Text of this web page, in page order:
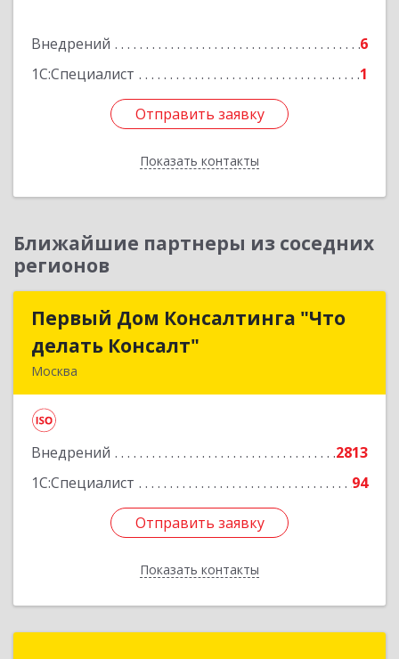
Внедрений
6
1С:Специалист
1
Отправить заявку
Показать контакты
Отправить заявку
Назад
Ближайшие партнеры из соседних
регионов
Первый Дом Консалтинга "Что
делать Консалт"
Москва
Внедрений
2813
1С:Специалист
94
Отправить заявку
Показать контакты
Первый Дом Консалтинга "Что
Отправить заявку
Назад